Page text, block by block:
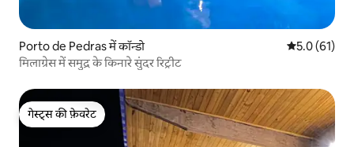
Porto de Pedras में कॉन्डो औसत रेटिंग 5
5.0 (61)
मिलाग्रेस में समुद्र के किनारे सुंदर रिट्रीट
गेस्ट्स की फ़ेवरेट
गेस्ट्स की फ़ेवरेट